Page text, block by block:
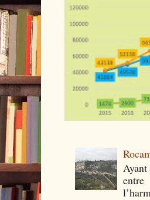
Ayant
entre